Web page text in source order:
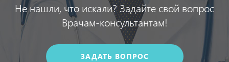
Не нашли, что искали? Задайте свой вопрос
Врачам-консультантам!
ЗАДАТЬ ВОПРОС